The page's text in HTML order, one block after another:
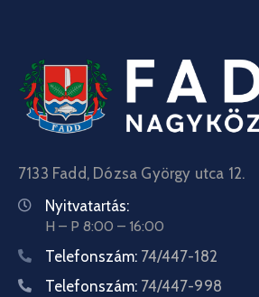
7133 Fadd, Dózsa György utca 12.
Nyitvatartás:
H – P 8:00 – 16:00
Telefonszám: 74/447-182
Telefonszám: 74/447-998